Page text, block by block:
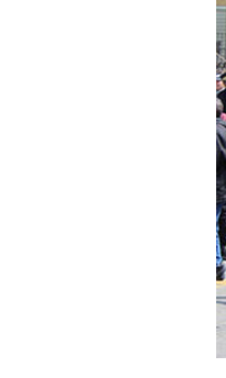
г
:
5
/
5
л
у
й
с
т
а
,
о
ц
е
н
и
т
е